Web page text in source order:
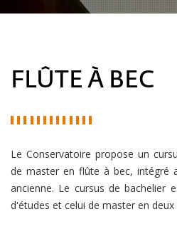
FLÛTE À BEC
Le Conservatoire propose un
de master en flûte à bec, intégré
ancienne. Le cursus de bachelier
d'études et celui de master en deux